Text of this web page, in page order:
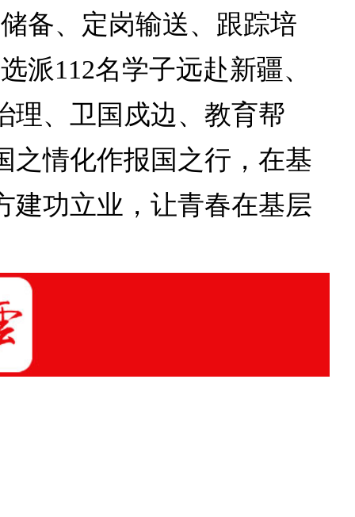
备、定岗输送、跟踪培
派112名学子远赴新疆、
理、卫国戍边、教育帮
之情化作报国之行，在基
建功立业，让青春在基层